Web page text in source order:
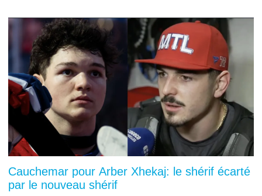
Cauchemar pour Arber Xhekaj: le shérif écarté
par le nouveau shérif